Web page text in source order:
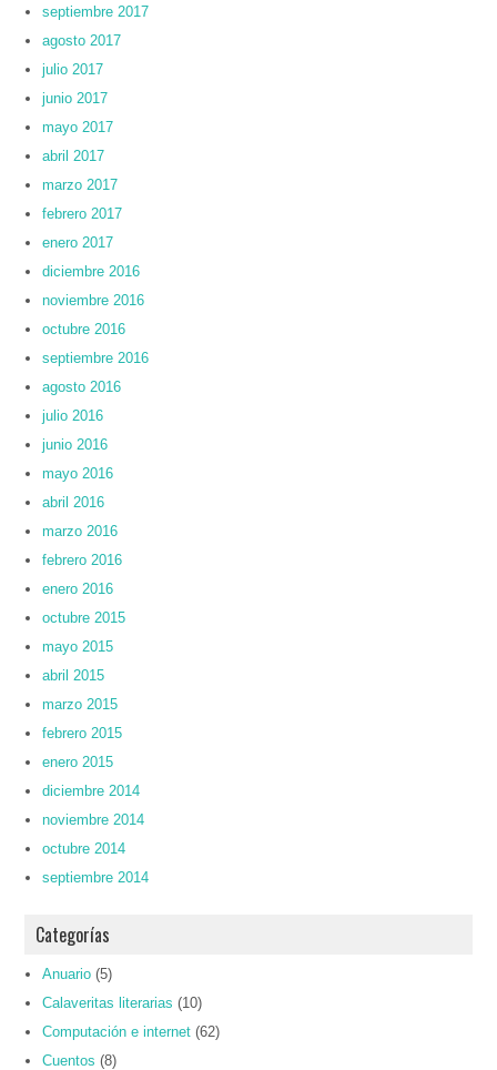
septiembre 2017
agosto 2017
julio 2017
junio 2017
mayo 2017
abril 2017
marzo 2017
febrero 2017
enero 2017
diciembre 2016
noviembre 2016
octubre 2016
septiembre 2016
agosto 2016
julio 2016
junio 2016
mayo 2016
abril 2016
marzo 2016
febrero 2016
enero 2016
octubre 2015
mayo 2015
abril 2015
marzo 2015
febrero 2015
enero 2015
diciembre 2014
noviembre 2014
octubre 2014
septiembre 2014
Categorías
Anuario (5)
Calaveritas literarias (10)
Computación e internet (62)
Cuentos (8)